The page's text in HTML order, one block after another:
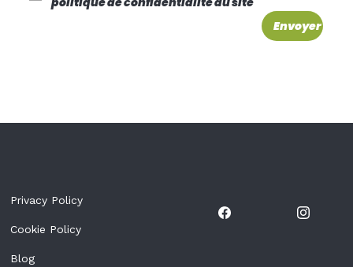
Envoyer
Privacy Policy
Cookie Policy
Blog